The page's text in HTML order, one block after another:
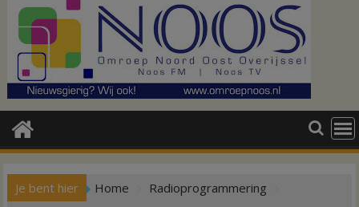
Je bent hier Home
Radioprogrammering